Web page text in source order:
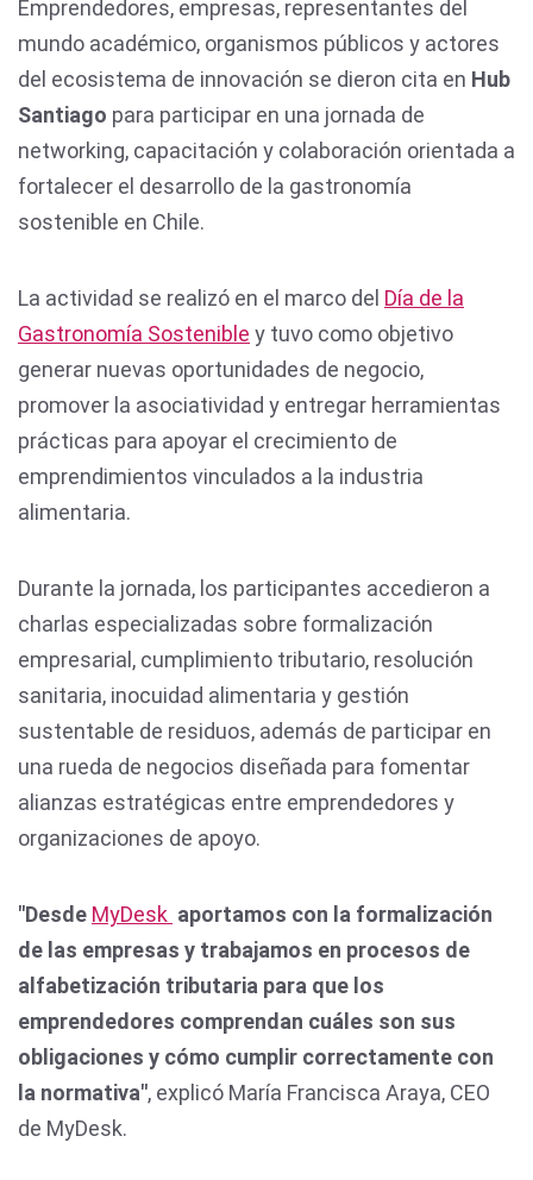
Emprendedores, empresas, representantes del
mundo académico, organismos públicos y actores
del ecosistema de innovación se dieron cita en Hub
Santiago para participar en una jornada de
networking, capacitación y colaboración orientada a
fortalecer el desarrollo de la gastronomía
sostenible en Chile.
La actividad se realizó en el marco del Día de la
Gastronomía Sostenible y tuvo como objetivo
generar nuevas oportunidades de negocio,
promover la asociatividad y entregar herramientas
prácticas para apoyar el crecimiento de
emprendimientos vinculados a la industria
alimentaria.
Durante la jornada, los participantes accedieron a
charlas especializadas sobre formalización
empresarial, cumplimiento tributario, resolución
sanitaria, inocuidad alimentaria y gestión
sustentable de residuos, además de participar en
una rueda de negocios diseñada para fomentar
alianzas estratégicas entre emprendedores y
organizaciones de apoyo.
"Desde MyDesk aportamos con la formalización
de las empresas y trabajamos en procesos de
alfabetización tributaria para que los
emprendedores comprendan cuáles son sus
obligaciones y cómo cumplir correctamente con
la normativa", explicó María Francisca Araya, CEO
de MyDesk.